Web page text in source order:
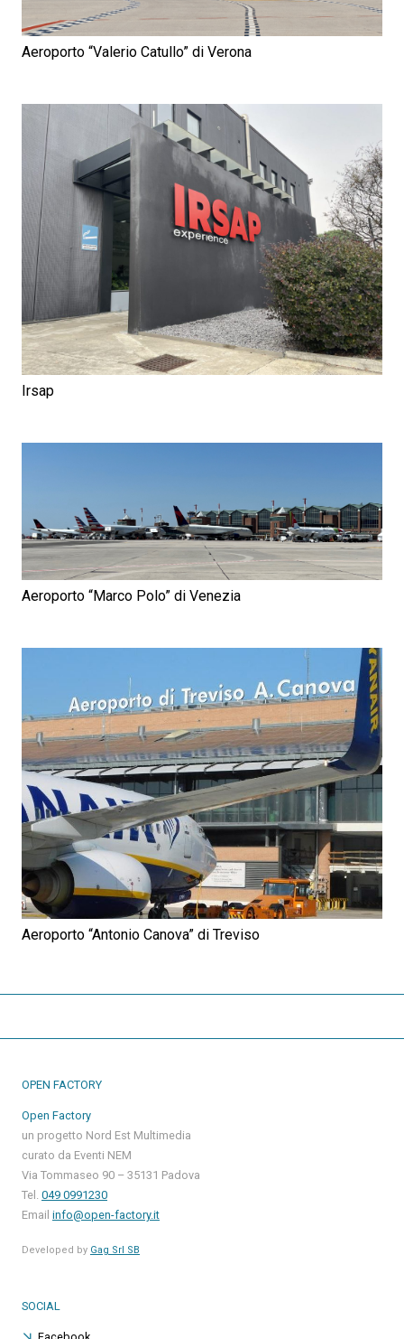
Aeroporto “Valerio Catullo” di Verona
Irsap
Aeroporto “Marco Polo” di Venezia
Aeroporto “Antonio Canova” di Treviso
OPEN FACTORY
Open Factory
un progetto Nord Est Multimedia
curato da Eventi NEM
Via Tommaseo 90 – 35131 Padova
Tel. 049 0991230
Email info@open-factory.it
Developed by Gag Srl SB
SOCIAL